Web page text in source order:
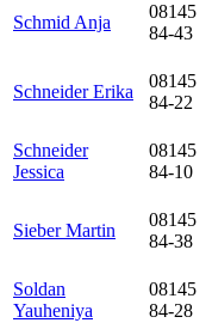
Schmid Anja
08145
84-43
Schneider Erika
08145
84-22
Schneider
Jessica
08145
84-10
Sieber Martin
08145
84-38
Soldan
Yauheniya
08145
84-28